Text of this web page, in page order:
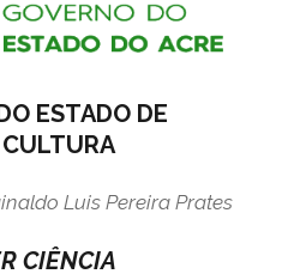
ESTADO DE
Luis Pereira Prates
CIÊNCIA